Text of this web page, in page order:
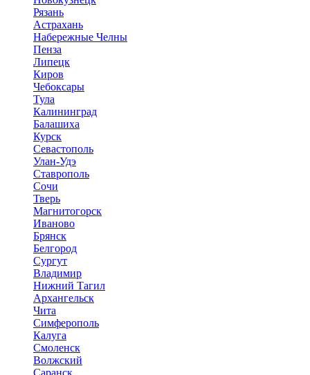
Рязань
Астрахань
Набережные Челны
Пенза
Липецк
Киров
Чебоксары
Тула
Калининград
Балашиха
Курск
Севастополь
Улан-Удэ
Ставрополь
Сочи
Тверь
Магнитогорск
Иваново
Брянск
Белгород
Сургут
Владимир
Нижний Тагил
Архангельск
Чита
Симферополь
Калуга
Смоленск
Волжский
Саранск